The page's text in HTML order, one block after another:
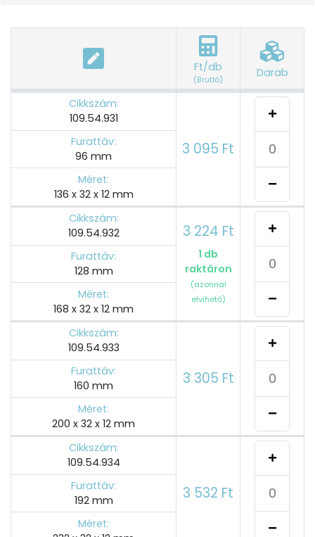
Ft/db
(Bruttó)
Darab
Cikkszám:
109.54.931
3 095 Ft
Furattáv:
96 mm
Méret:
136 x 32 x 12 mm
Cikkszám:
109.54.932
3 224 Ft
1 db
raktáron
(azonnal
elvihető)
Furattáv:
128 mm
Méret:
168 x 32 x 12 mm
Cikkszám:
109.54.933
3 305 Ft
Furattáv:
160 mm
Méret:
200 x 32 x 12 mm
Cikkszám:
109.54.934
3 532 Ft
Furattáv:
192 mm
Méret: